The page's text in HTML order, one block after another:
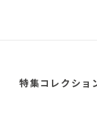
特集コレクショ